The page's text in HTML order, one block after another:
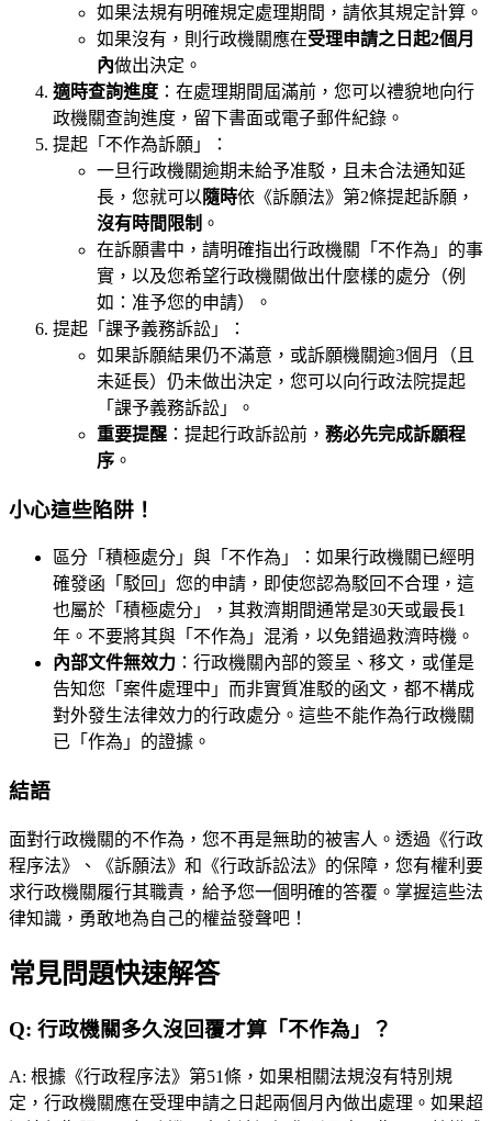
如果法規有明確規定處理期間，請依其規定計算。
如果沒有，則行政機關應在受理申請之日起2個月
內做出決定。
適時查詢進度 ：在處理期間屆滿前，您可以禮貌地向行
政機關查詢進度，留下書面或電子郵件紀錄。
提起「不作為訴願」：
一旦行政機關逾期未給予准駁，且未合法通知延
長，您就可以隨時依《訴願法》第2條提起訴願，
沒有時間限制 。
在訴願書中，請明確指出行政機關「不作為」的事
實，以及您希望行政機關做出什麼樣的處分（例
如：准予您的申請）。
提起「課予義務訴訟」：
如果訴願結果仍不滿意，或訴願機關逾3個月（且
未延長）仍未做出決定，您可以向行政法院提起
「課予義務訴訟」。
重要提醒 ：提起行政訴訟前， 務必先完成訴願程
序 。
小心這些陷阱！
區分「積極處分」與「不作為」：如果行政機關已經明
確發函「駁回」您的申請，即使您認為駁回不合理，這
也屬於「積極處分」，其救濟期間通常是30天或最長1
年。不要將其與「不作為」混淆，以免錯過救濟時機。
內部文件無效力 ：行政機關內部的簽呈、移文，或僅是
告知您「案件處理中」而非實質准駁的函文，都不構成
對外發生法律效力的行政處分。這些不能作為行政機關
已「作為」的證據。
結語
面對行政機關的不作為，您不再是無助的被害人。透過《行政
程序法》、《訴願法》和《行政訴訟法》的保障，您有權利要
求行政機關履行其職責，給予您一個明確的答覆。掌握這些法
律知識，勇敢地為自己的權益發聲吧！
常見問題快速解答
Q: 行政機關多久沒回覆才算「不作為」？
A: 根據《行政程序法》第51條，如果相關法規沒有特別規
定，行政機關應在受理申請之日起兩個月內做出處理。如果超